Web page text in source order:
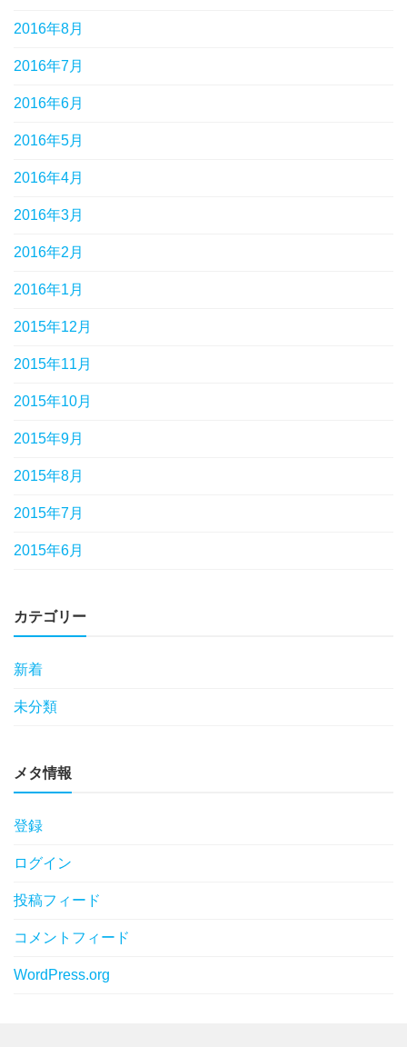
2016年8月
2016年7月
2016年6月
2016年5月
2016年4月
2016年3月
2016年2月
2016年1月
2015年12月
2015年11月
2015年10月
2015年9月
2015年8月
2015年7月
2015年6月
カテゴリー
新着
未分類
メタ情報
登録
ログイン
投稿フィード
コメントフィード
WordPress.org